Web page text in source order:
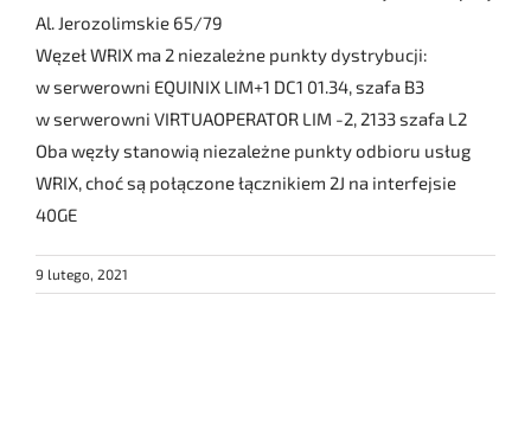
Al. Jerozolimskie 65/79
Węzeł WRIX ma 2 niezależne punkty dystrybucji:
w serwerowni EQUINIX LIM+1 DC1 01.34, szafa B3
w serwerowni VIRTUAOPERATOR LIM -2, 2133 szafa L2
Oba węzły stanowią niezależne punkty odbioru usług
WRIX, choć są połączone łącznikiem 2J na interfejsie
40GE
9 lutego, 2021